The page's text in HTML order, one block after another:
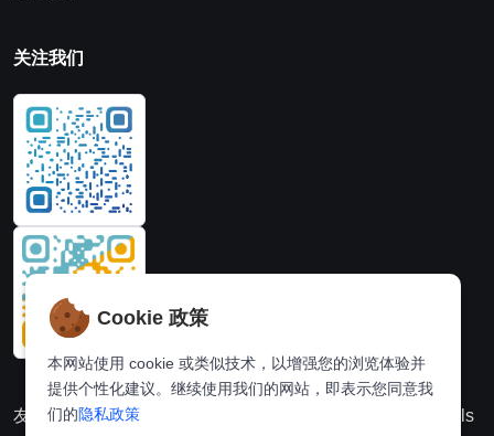
关注我们
友情链接：动漫派 Hi,online tools
Cookie 政策
本网站使用 cookie 或类似技术，以增强您的浏览体验并
提供个性化建议。继续使用我们的网站，即表示您同意我
们的隐私政策